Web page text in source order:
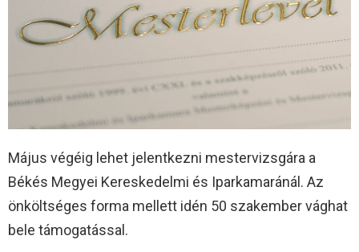
Május végéig lehet jelentkezni mestervizsgára a
Békés Megyei Kereskedelmi és Iparkamaránál. Az
önköltséges forma mellett idén 50 szakember vághat
bele támogatással.